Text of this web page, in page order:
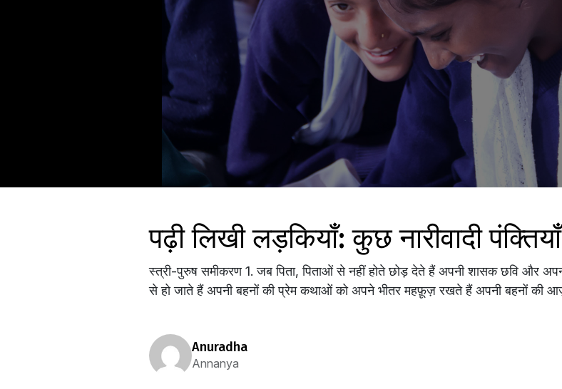
पढ़ी लिखी लड़कियाँ: कुछ नारीवादी पंक्तियाँ
स्त्री-पुरुष समीकरण 1. जब पिता, पिताओं से नहीं होते छोड़ देते हैं अपनी शासक छवि और
से हो जाते हैं अपनी बहनों की प्रेम कथाओं को अपने भीतर महफ़ूज़ रखते हैं अपनी बहनों की
anuradha
Annanya